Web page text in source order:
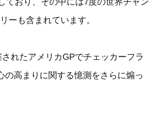
ーも含まれています。
れたアメリカGPでチェッカーフラ
の高まりに関する憶測をさらに煽っ